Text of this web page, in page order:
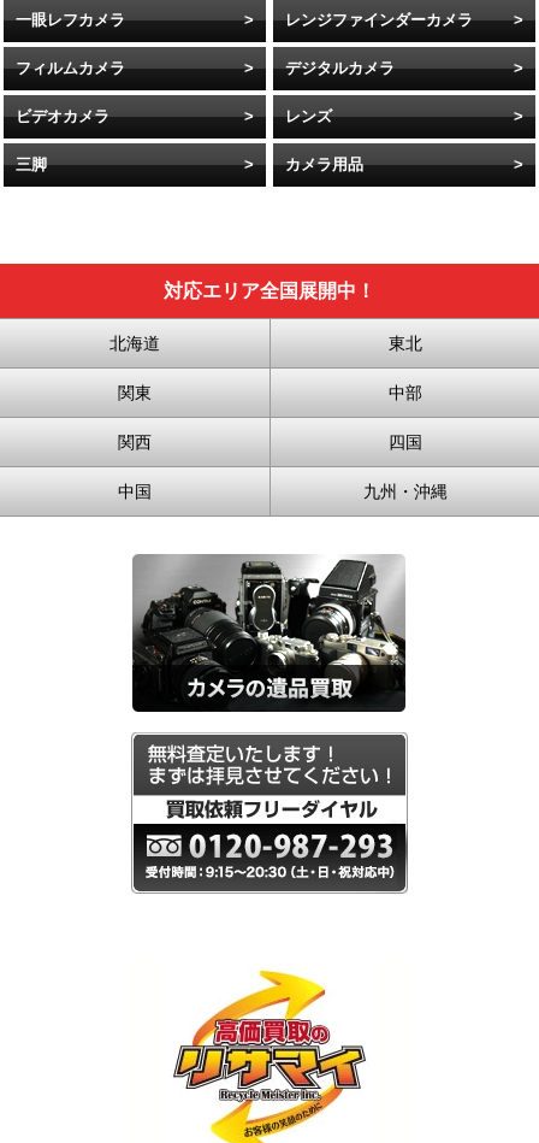
一眼レフカメラ レンジファインダーカメラ
フィルムカメラ デジタルカメラ
ビデオカメラ レンズ
三脚 カメラ用品
対応エリア全国展開中！
北海道 東北
関東 中部
関西 四国
中国 九州・沖縄